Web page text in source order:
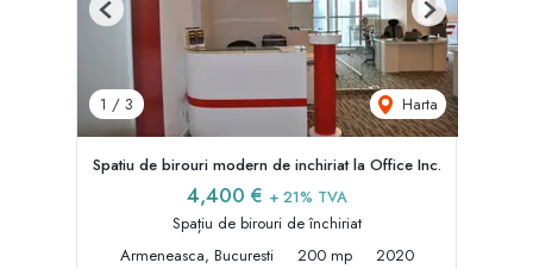
1 / 3 Harta
Previous Next
Spatiu de birouri modern de inchiriat la Office Inc.
4,400 € + 21% TVA
Spațiu de birouri de închiriat
Armeneasca, Bucuresti
200 mp
2020